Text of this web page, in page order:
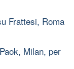
Frattesi, Roma
Milan, per